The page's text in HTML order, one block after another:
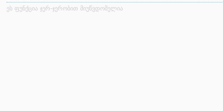
ეს ფუნქცია ჯერ-ჯერობით მიუწვდომელია